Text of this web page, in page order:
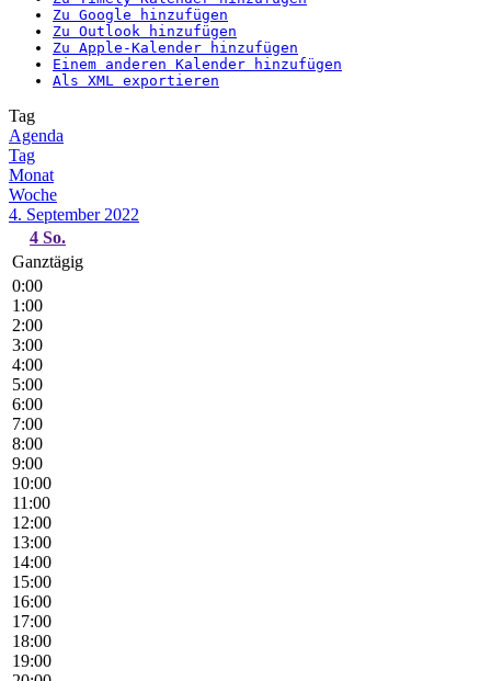
Zu Google hinzufügen
Zu Outlook hinzufügen
Zu Apple-Kalender hinzufügen
Einem anderen Kalender hinzufügen
Als XML exportieren
Tag
Agenda
Tag
Monat
Woche
4. September 2022
4 So.
Ganztägig
0:00
1:00
2:00
3:00
4:00
5:00
6:00
7:00
8:00
9:00
10:00
11:00
12:00
13:00
14:00
15:00
16:00
17:00
18:00
19:00